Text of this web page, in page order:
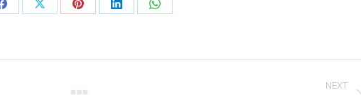
CondividiCondividiCondividiCondividiCondividi
NEXT